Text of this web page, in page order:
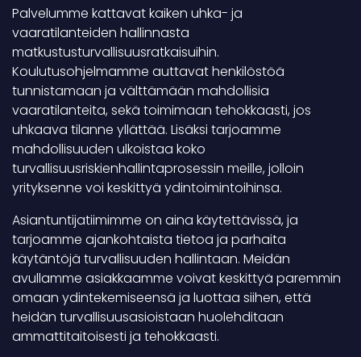
Palvelumme kattavat kaiken uhka- ja
vaaratilanteiden hallinnasta
matkustusturvallisuusratkaisuihin.
Koulutusohjelmamme auttavat henkilöstöä
tunnistamaan ja välttämään mahdollisia
vaaratilanteita, sekä toimimaan tehokkaasti, jos
uhkaava tilanne yllättää. Lisäksi tarjoamme
mahdollisuuden ulkoistaa koko
turvallisuusriskienhallintaprosessin meille, jolloin
yrityksenne voi keskittyä ydintoimintoihinsa.
Asiantuntijatiimimme on aina käytettävissä, ja
tarjoamme ajankohtaista tietoa ja parhaita
käytäntöjä turvallisuuden hallintaan. Meidän
avullamme asiakkaamme voivat keskittyä paremmin
omaan ydintekemiseensä ja luottaa siihen, että
heidän turvallisuusasioistaan huolehditaan
ammattitaitoisesti ja tehokkaasti.